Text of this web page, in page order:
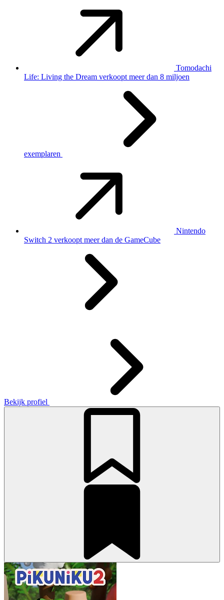
Tomodachi
Life: Living the Dream verkoopt meer dan 8 miljoen
exemplaren
Nintendo
Switch 2 verkoopt meer dan de GameCube
Bekijk profiel